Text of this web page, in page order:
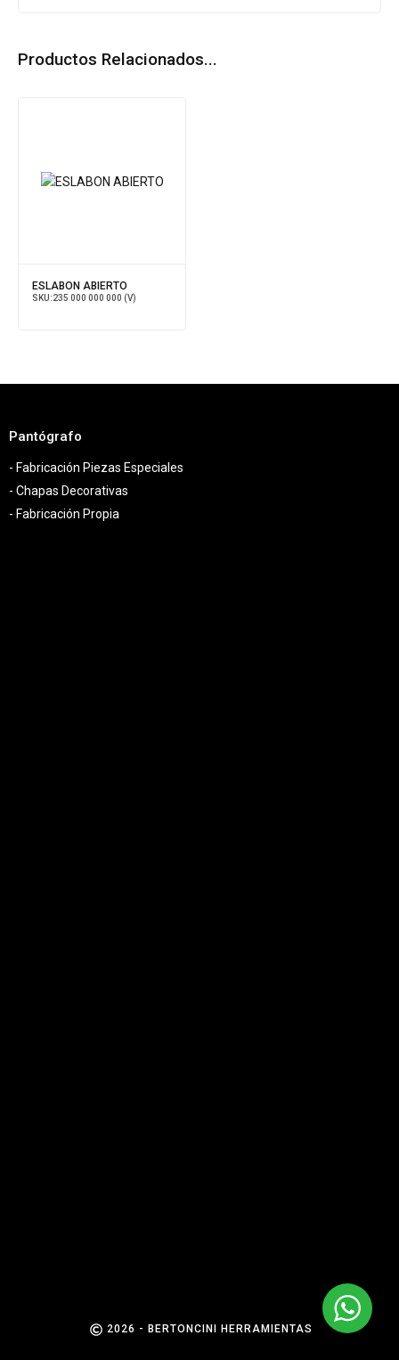
Productos Relacionados...
ESLABON ABIERTO
SKU:235 000 000 000 (V)
Pantógrafo
- Fabricación Piezas Especiales
- Chapas Decorativas
- Fabricación Propia
2026 - BERTONCINI HERRAMIENTAS